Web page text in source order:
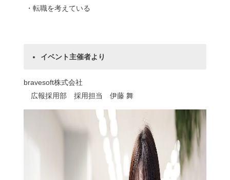
・転職を考えている
イベント主催者より
bravesoft株式会社
広報採用部 採用担当 伊藤 舞